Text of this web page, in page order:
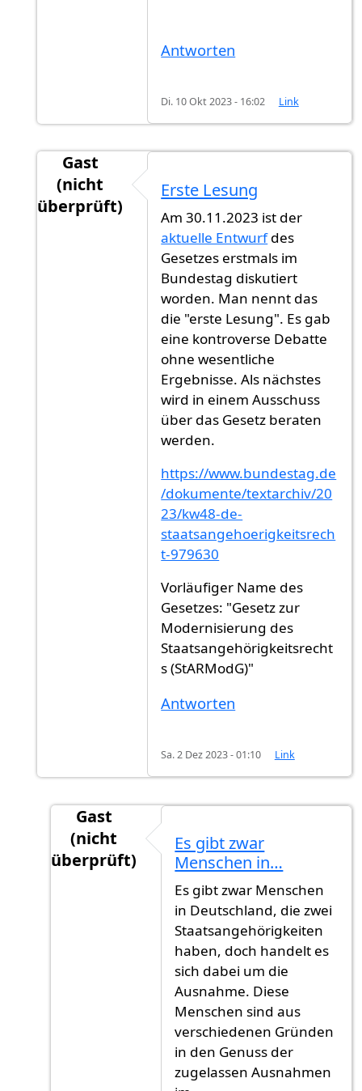
Antworten
Di. 10 Okt 2023 - 16:02 Link
Gast
(nicht
überprüft)
VeröffentlichungvonGast (nicht
Erste Lesung
Am 30.11.2023 ist der
aktuelle Entwurfdes
Gesetzes erstmals im
Bundestag diskutiert
worden. Man nennt das
die "erste Lesung". Es gab
eine kontroverse Debatte
ohne wesentliche
Ergebnisse. Als nächstes
wird in einem Ausschuss
über das Gesetz beraten
werden.
https://www.bundestag.de
/dokumente/textarchiv/20
23/kw48-de-
staatsangehoerigkeitsrech
t-979630
Vorläufiger Name des
Gesetzes: "Gesetz zur
Modernisierung des
Staatsangehörigkeitsrecht
s (StARModG)"
Antworten
Sa. 2 Dez 2023 - 01:10 Link
Gast
(nicht
überprüft)
Erste Lesung von Gast (nicht
Es gibt zwar
Menschen in…
Es gibt zwar Menschen
in Deutschland, die zwei
Staatsangehörigkeiten
haben, doch handelt es
sich dabei um die
Ausnahme. Diese
Menschen sind aus
verschiedenen Gründen
in den Genuss der
zugelassen Ausnahmen